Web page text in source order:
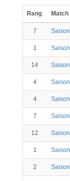
Rang Match
7
1
14
4
4
7
12
1
2